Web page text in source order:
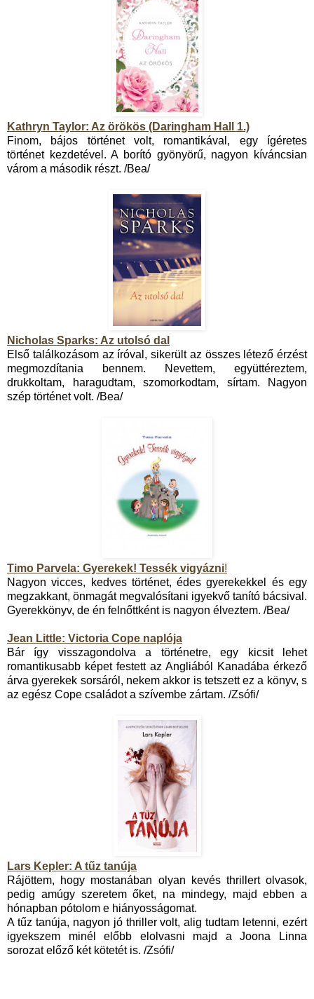
Kathryn Taylor: Az örökös (Daringham Hall 1.)
Finom, bájos történet volt, romantikával, egy ígéretes
történet kezdetével. A borító gyönyörű, nagyon kíváncsian
várom a második részt. /Bea/
Nicholas Sparks: Az utolsó dal
Első találkozásom az íróval, sikerült az összes létező érzést
megmozdítania bennem. Nevettem, együttéreztem,
drukkoltam, haragudtam, szomorkodtam, sírtam. Nagyon
szép történet volt. /Bea/
Timo Parvela: Gyerekek! Tessék vigyázni!
Nagyon vicces, kedves történet, édes gyerekekkel és egy
megzakkant, önmagát megvalósítani igyekvő tanító bácsival.
Gyerekkönyv, de én felnőttként is nagyon élveztem. /Bea/
Jean Little: Victoria Cope naplója
Bár így visszagondolva a történetre, egy kicsit lehet
romantikusabb képet festett az Angliából Kanadába érkező
árva gyerekek sorsáról, nekem akkor is tetszett ez a könyv, s
az egész Cope családot a szívembe zártam. /Zsófi/
Lars Kepler: A tűz tanúja
Rájöttem, hogy mostanában olyan kevés thrillert olvasok,
pedig amúgy szeretem őket, na mindegy, majd ebben a
hónapban pótolom e hiányosságomat.
A tűz tanúja, nagyon jó thriller volt, alig tudtam letenni, ezért
igyekszem minél előbb elolvasni majd a Joona Linna
sorozat előző két kötetét is. /Zsófi/